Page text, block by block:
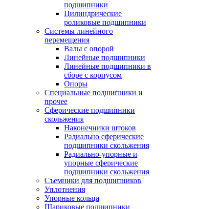
подшипники
Цилиндрические
роликовые подшипники
Системы линейного
перемещения
Валы с опорой
Линейные подшипники
Линейные подшипники в
сборе с корпусом
Опоры
Специальные подшипники и
прочее
Сферические подшипники
скольжения
Наконечники штоков
Радиально сферические
подшипники скольжения
Радиально-упорные и
упорные сферические
подшипники скольжения
Съемники для подшипников
Уплотнения
Упорные кольца
Шариковые подшипники